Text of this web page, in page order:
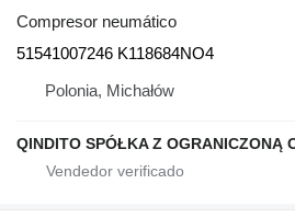
Compresor neumático
51541007246 K118684NO4
Polonia, Michałów